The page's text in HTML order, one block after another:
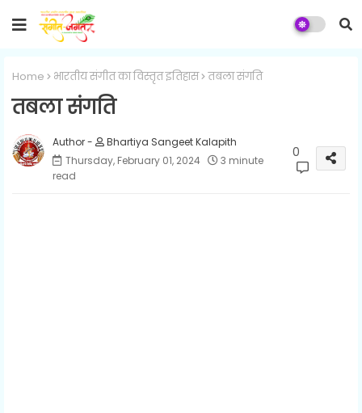
Home भारतीय संगीत का विस्तृत इतिहास तबला संगति
तबला संगति
Bhartiya Sangeet Kalapith
Thursday, February 01, 2024
3 minute
read
0